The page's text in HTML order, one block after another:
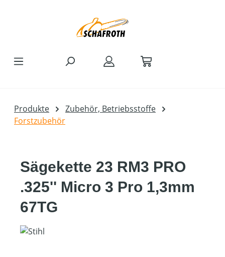
Produkte
Zubehör, Betriebsstoffe
Forstzubehör
Sägekette 23 RM3 PRO
.325'' Micro 3 Pro 1,3mm
67TG